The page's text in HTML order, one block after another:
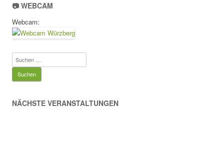
📷 WEBCAM
Webcam:
Suchen
nach:
NÄCHSTE VERANSTALTUNGEN